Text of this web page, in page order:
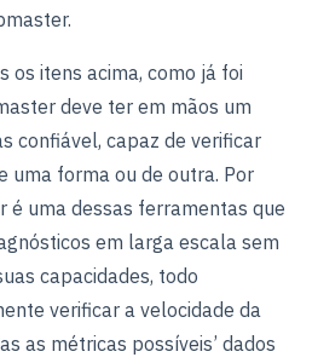
os itens acima, como já foi
deve ter em mãos um
confiável, capaz de verificar
uma forma ou de outra. Por
é uma dessas ferramentas que
em larga escala sem
capacidades, todo
verificar a velocidade da
as métricas possíveis’ dados